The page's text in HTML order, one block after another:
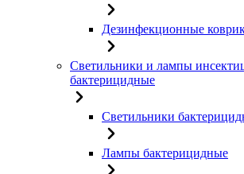
Дезинфекционные
Светильники и лампы
бактерицидные
Светильники
Лампы бактерицидные